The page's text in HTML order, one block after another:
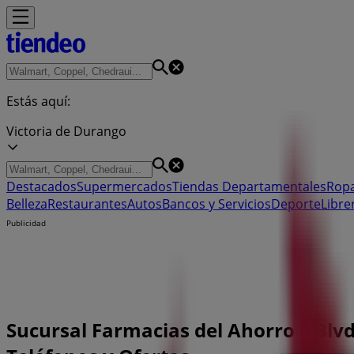
Estás aquí:
Victoria de Durango
DestacadosSupermercadosTiendas Departamentales
BellezaRestaurantesAutosBancos y ServiciosDeporte
Publicidad
Sucursal Farmacias del Ahorro |